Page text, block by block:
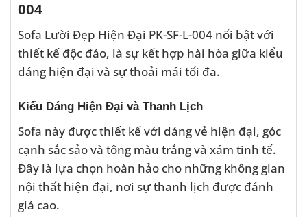
004
Sofa Lười Đẹp Hiện Đại PK-SF-L-004 nổi bật với
thiết kế độc đáo, là sự kết hợp hài hòa giữa kiểu
dáng hiện đại và sự thoải mái tối đa.
Kiểu Dáng Hiện Đại và Thanh Lịch
Sofa này được thiết kế với dáng vẻ hiện đại, góc
cạnh sắc sảo và tông màu trắng và xám tinh tế.
Đây là lựa chọn hoàn hảo cho những không gian
nội thất hiện đại, nơi sự thanh lịch được đánh
giá cao.